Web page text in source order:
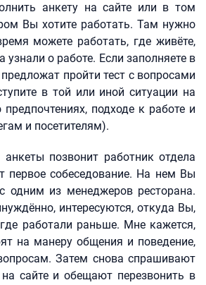
анкету на сайте или в том
Вы хотите работать. Там нужно
можете работать, где живёте,
узнали о работе. Если заполняете в
пройти тест с вопросами
в той или иной ситуации на
подходе к работе и
и посетителям).
анкеты позвонит работник отдела
первое собеседование. На нем Вы
одним из менеджеров ресторана.
интересуются, откуда Вы,
работали раньше. Мне кажется,
на манеру общения и поведение,
Затем снова спрашивают
сайте и обещают перезвонить в